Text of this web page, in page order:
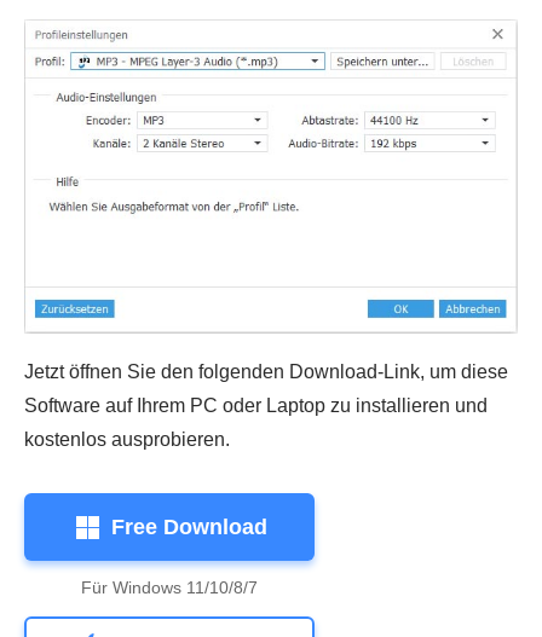
Jetzt öffnen Sie den folgenden Download-Link, um diese
Software auf Ihrem PC oder Laptop zu installieren und
kostenlos ausprobieren.
Free Download
Für Windows 11/10/8/7